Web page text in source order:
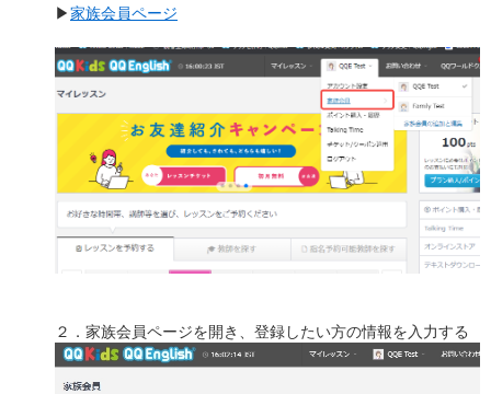
▶家族会員ページ
２．家族会員ページを開き、登録したい方の情報を入力する